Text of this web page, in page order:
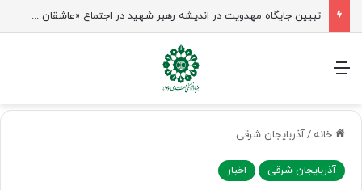
شیخ نعیم قاسم: راه امام حسین(ع) تا ظهور ادامه دارد؛ مقاومت از کربلا الهام می‌گیرد
منو
خانه /آذربایجان شرقی
آذربایجان شرقی اخبار